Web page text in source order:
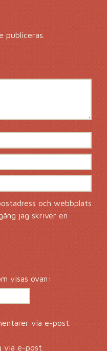
publiceras.
och webbplats
jag skriver en
visas ovan:
via e-post.
via e-post.